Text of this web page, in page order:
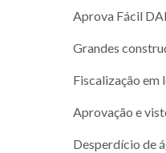
Aprova Fácil
Grandes
Fiscalização em
Aprovação e
Desperdício de